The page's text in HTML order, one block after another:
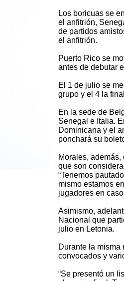
Los boricuas se
el anfitrión,
de partidos
el anfitrión.
Puerto Rico se
antes de debutar
El 1 de julio se
grupo y el 4 la
En la sede de
Senegal e Italia.
Dominicana y el
ponchará su
Morales,
que son
“Tenemos
mismo estamos
jugadores en
Asimismo,
Nacional que
julio en Letonia.
Durante la misma
convocados y
“Se presentó un